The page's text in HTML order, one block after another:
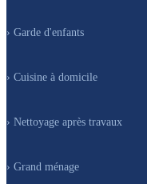
› Garde d'enfants
› Cuisine à domicile
› Nettoyage après travaux
› Grand ménage